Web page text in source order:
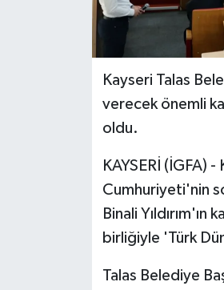
Kayseri Talas
verecek önemli
oldu.
KAYSERİ (İGFA)
Cumhuriyeti'nin
Binali Yıldırım'ın
birliğiyle 'Türk
Talas Belediye